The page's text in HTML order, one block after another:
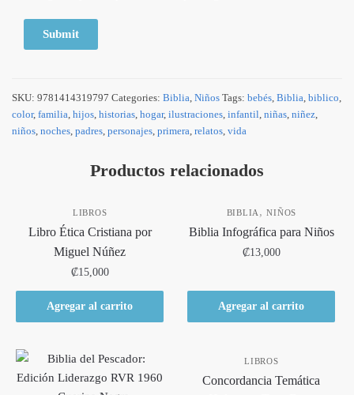
SKU: 9781414319797 Categories: Biblia, Niños Tags: bebés, Biblia, biblico,
color, familia, hijos, historias, hogar, ilustraciones, infantil, niñas, niñez,
niños, noches, padres, personajes, primera, relatos, vida
Productos relacionados
LIBROS
Libro Ética Cristiana por
Miguel Núñez
₡15,000
Agregar al carrito
BIBLIA ,NIÑOS
Biblia Infográfica para Niños
₡13,000
Agregar al carrito
LIBROS
Concordancia Temática